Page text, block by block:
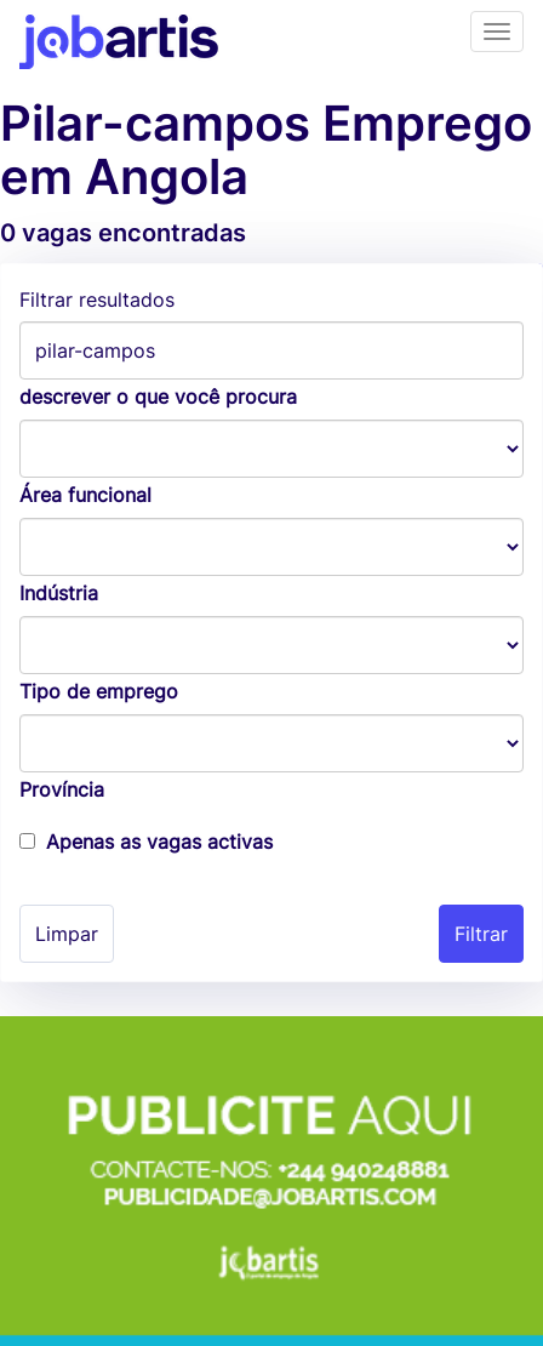
Pilar-campos Emprego
em Angola
0 vagas encontradas
Filtrar resultados
descrever o que você procura
Área funcional
Indústria
Tipo de emprego
Província
Apenas as vagas activas
Limpar